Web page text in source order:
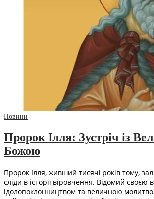
Новини
Пророк Ілля: Зустріч із
Божою
Пророк Ілля, живший тисячі років тому,
сліди в історії віровчення. Відомий своєю
ідолопоклонництвом та величною